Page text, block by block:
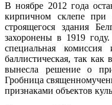
В ноябре 2012 года
кирпичном склепе при
строящегося здания
захоронены в 1919
специальная
баллистическая, так
вынесла решение о
Гробница
признаками объектов